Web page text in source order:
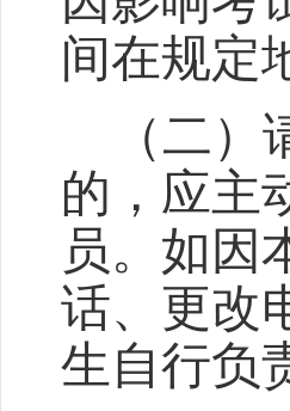
间在规定
（二
的，应主
员。如因
话、更改
生自行负